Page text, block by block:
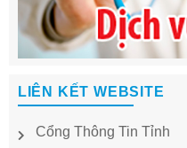
LIÊN KẾT WEBSITE
Cổng Thông Tin Tỉnh